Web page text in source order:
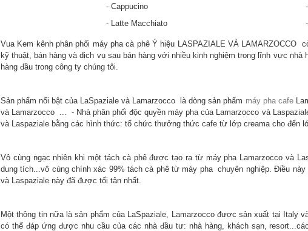
- Cappucino
- Latte Macchiato
Vua Kem kênh phân phối máy pha cà phê Ý hiệu LASPAZIALE VÀ LAMARZOCCO
kỹ thuật, bán hàng và dịch vụ sau bán hàng với nhiều kinh nghiệm trong lĩnh vực
hàng đầu trong công ty chúng tôi.
Sản phẩm nổi bật của LaSpaziale và Lamarzocco là dòng sản phẩm máy pha cafe
và Lamarzocco ... - Nhà phân phối độc quyền máy pha của Lamarzocco và
và Laspaziale bằng các hình thức: tổ chức thưởng thức cafe từ lớp creama cho đến
Vô cùng ngạc nhiên khi một tách cà phê được tạo ra từ máy pha Lamarzocco và
dung tích...vô cùng chính xác 99% tách cà phê từ máy pha chuyên nghiệp. Điều
và Laspaziale này đã được tối tân nhất.
Một thông tin nữa là sản phẩm của LaSpaziale, Lamarzocco được sản xuất tại Italy
có thể đáp ứng được nhu cầu của các nhà đầu tư: nhà hàng, khách sạn,